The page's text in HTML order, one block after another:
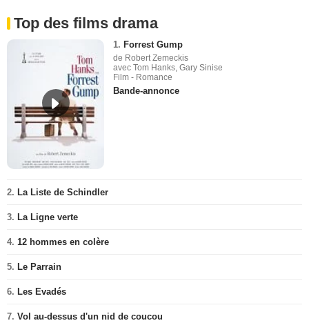
Top des films drama
1. Forrest Gump
de Robert Zemeckis
avec Tom Hanks, Gary Sinise
Film - Romance
Bande-annonce
2. La Liste de Schindler
3. La Ligne verte
4. 12 hommes en colère
5. Le Parrain
6. Les Evadés
7. Vol au-dessus d'un nid de coucou